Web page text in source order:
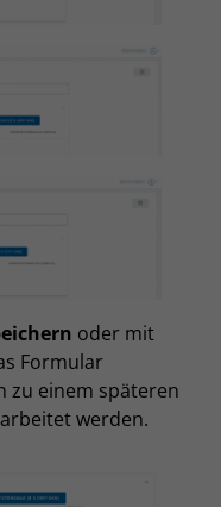
oder mit
Formular
zu einem späteren
werden.